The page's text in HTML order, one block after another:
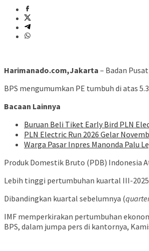
Harimanado.com,Jakarta – Badan
BPS mengumumkan PE tumbuh di atas
Bacaan Lainnya
Buruan Beli Tiket Early Bird PLN
PLN Electric Run 2026 Gelar
Warga Pasar Inpres Manonda Palu
Produk Domestik Bruto (PDB) Indonesia
Lebih tinggi pertumbuhan kuartal III-2025
Dibandingkan kuartal sebelumnya (
IMF memperkirakan pertumbuhan
BPS, dalam jumpa pers di kantornya,